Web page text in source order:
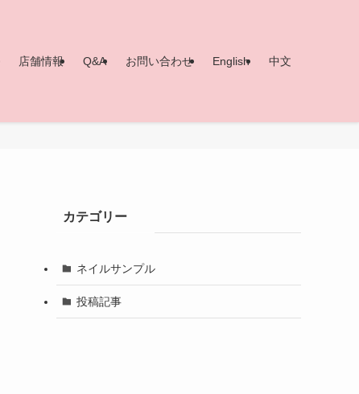
店舗情報 Q&A お問い合わせ English 中文
カテゴリー
ネイルサンプル
投稿記事